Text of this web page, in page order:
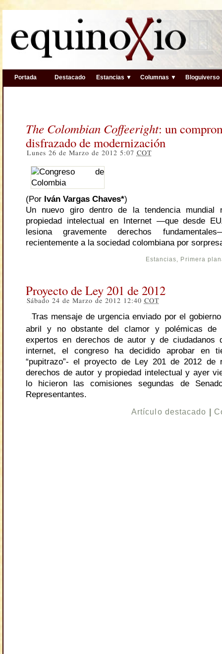
Portada Destacado Estancias ▼ Columnas ▼ Bloguiverso
The Colombian Coffeeright: un
disfrazado de modernización
Lunes 26 de Marzo de 2012 5:07 COT
(Por Iván Vargas Chaves*)
Un nuevo giro dentro de la tendencia mundial
propiedad intelectual en Internet —que desde
lesiona gravemente derechos
recientemente a la sociedad colombiana por
Estancias, Primera
Proyecto de Ley 201 de 2012
Sábado 24 de Marzo de 2012 12:40 COT
Tras mensaje de urgencia enviado por el
abril y no obstante del clamor y polémicas de
expertos en derechos de autor y de ciudadanos
internet, el congreso ha decidido aprobar en
“pupitrazo”- el proyecto de Ley 201 de 2012 de
derechos de autor y propiedad intelectual y ayer
lo hicieron las comisiones segundas de
Representantes.
Artículo destacado